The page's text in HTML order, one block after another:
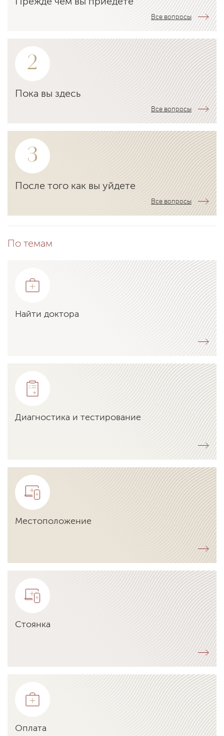
Все вопросы
2
Пока вы здесь
Все вопросы
3
После того как вы уйдете
Все вопросы
По темам
Найти доктора
Диагностика и тестирование
Местоположение
Стоянка
Оплата